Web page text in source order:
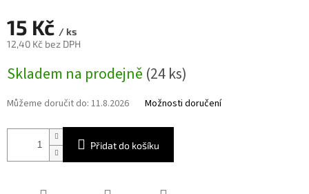
15 Kč / ks
12,40 Kč bez DPH
cena:
Skladem na prodejně (24 ks)
Můžeme doručit do: 11.8.2026 Možnosti doručení
Přidat do košíku